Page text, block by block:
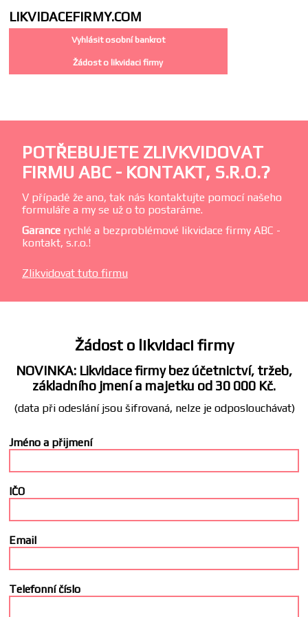
LIKVIDACEFIRMY.COM
Vyhlásit osobní bankrot
Žádost o likvidaci firmy
POTŘEBUJETE ZLIVKVIDOVAT
FIRMU ABC - KONTAKT, S.R.O.?
V případě že ano, tak nás kontaktujte pomocí našeho
formuláře a my se už o to postaráme.
Garance rychlé a bezproblémové likvidace firmy ABC -
kontakt, s.r.o.!
Zlikvidovat tuto firmu
Žádost o likvidaci firmy
NOVINKA: Likvidace firmy bez účetnictví, tržeb,
základního jmení a majetku od 30 000 Kč.
(data při odeslání jsou šifrovaná, nelze je odposlouchávat)
Jméno a přijmení
IČO
Email
Telefonní číslo